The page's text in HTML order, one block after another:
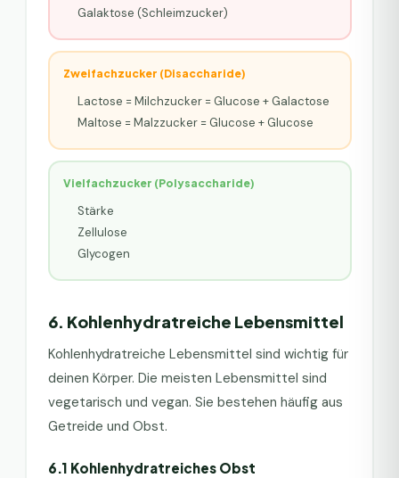
Galaktose (Schleimzucker)
Zweifachzucker (Disaccharide)
Lactose = Milchzucker = Glucose + Galactose
Maltose = Malzzucker = Glucose + Glucose
Vielfachzucker (Polysaccharide)
Stärke
Zellulose
Glycogen
6. Kohlenhydratreiche Lebensmittel
Kohlenhydratreiche Lebensmittel sind wichtig für
deinen Körper. Die meisten Lebensmittel sind
vegetarisch und vegan. Sie bestehen häufig aus
Getreide und Obst.
6.1 Kohlenhydratreiches Obst